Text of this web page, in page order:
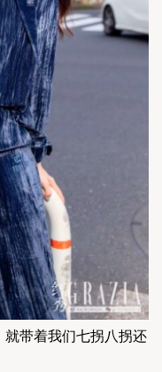
带着我们七拐八拐还